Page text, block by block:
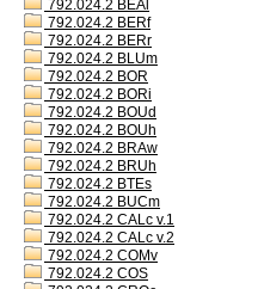
792.024.2 BEAl
792.024.2 BERf
792.024.2 BERr
792.024.2 BLUm
792.024.2 BOR
792.024.2 BORi
792.024.2 BOUd
792.024.2 BOUh
792.024.2 BRAw
792.024.2 BRUh
792.024.2 BTEs
792.024.2 BUCm
792.024.2 CALc v.1
792.024.2 CALc v.2
792.024.2 COMv
792.024.2 COS